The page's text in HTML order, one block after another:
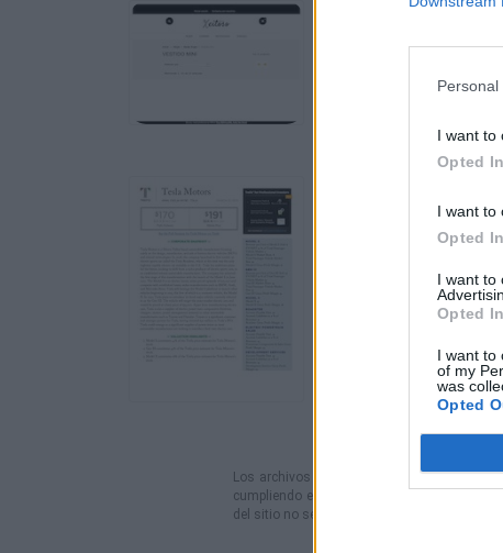
I want to
Opted In
I want to
Opted In
I want to
Opted In
I want to
of my
was
Opted
Los archivos en esta página ha sido
cumpliendo estrictamente con las leyes
del sitio no se moderan a priori.